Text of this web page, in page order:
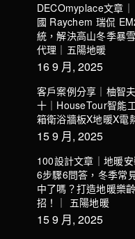
DECOmyplace文章
國 Raychem 瑞侃
統，解決高山冬季暴
代理｜五陽地暖
16 9 月, 2025
客戶案例分享｜柚智
十｜HouseTour智能
箱衛浴牆板X地暖X電
15 9 月, 2025
100設計文章｜地暖
6步驟6問答，冬季常
中了嗎？打造地暖樂
招！｜ 五陽地暖
15 9 月, 2025